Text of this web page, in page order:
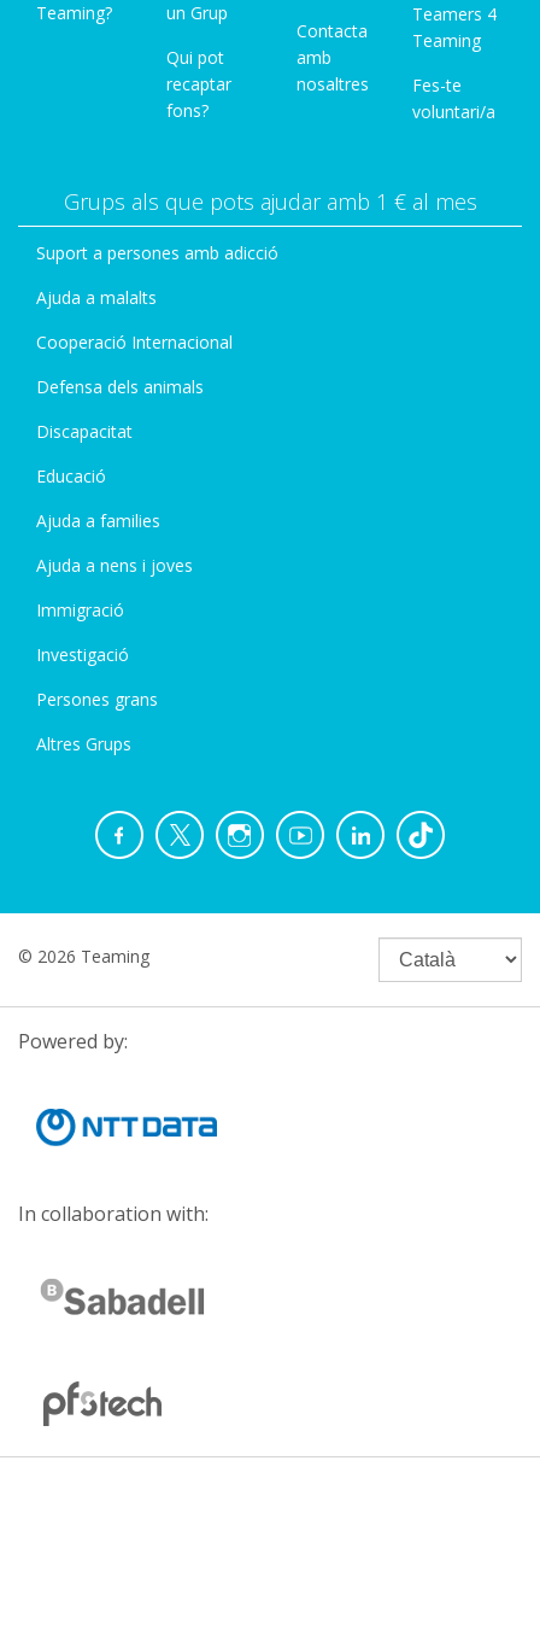
Teaming?
un Grup
Qui pot
recaptar
fons?
Contacta
amb
nosaltres
Teamers 4
Teaming
Fes-te
voluntari/a
Grups als que pots ajudar amb 1 € al mes
Suport a persones amb adicció
Ajuda a malalts
Cooperació Internacional
Defensa dels animals
Discapacitat
Educació
Ajuda a families
Ajuda a nens i joves
Immigració
Investigació
Persones grans
Altres Grups
© 2026 Teaming
Powered by:
In collaboration with: